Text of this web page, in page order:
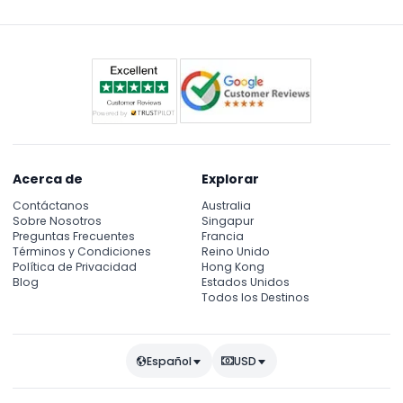
nivel de comodidad al caminar antes de reservar.
Acerca de
Contáctanos
Sobre Nosotros
Preguntas Frecuentes
Términos y Condiciones
Política de Privacidad
Blog
Explorar
Australia
Singapur
Francia
Reino Unido
Hong Kong
Estados Unidos
Todos los Destinos
Español USD